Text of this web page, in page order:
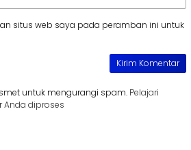
situs web saya pada peramban ini untuk
untuk mengurangi spam. Pelajari
diproses